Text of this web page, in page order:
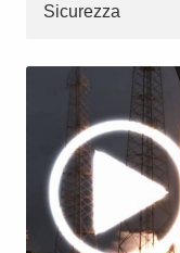
Sicurezza